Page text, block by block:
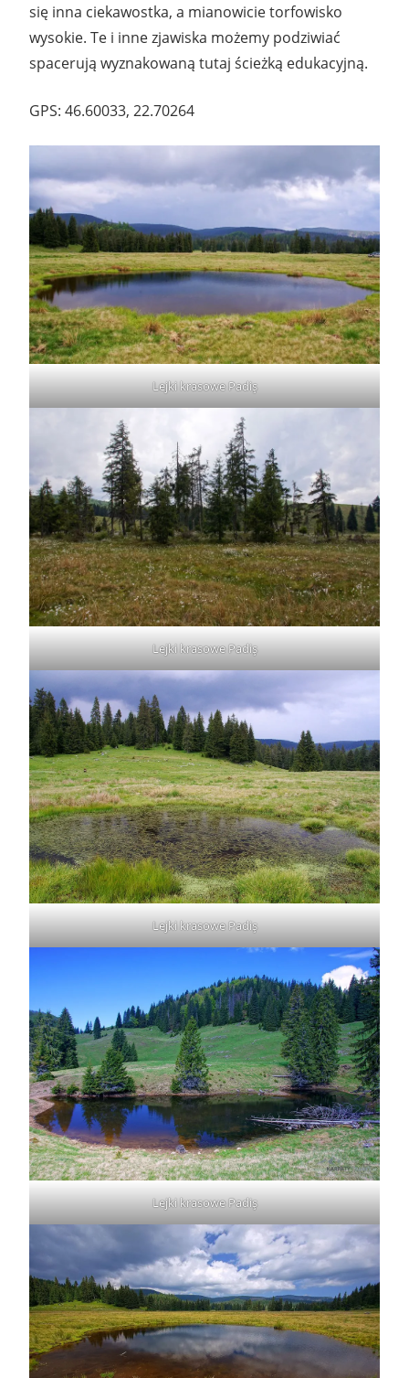
się inna ciekawostka, a mianowicie torfowisko
wysokie. Te i inne zjawiska możemy podziwiać
spacerują wyznakowaną tutaj ścieżką edukacyjną.
GPS: 46.60033, 22.70264
Lejki krasowe Padiş
Lejki krasowe Padiş
Lejki krasowe Padiş
Lejki krasowe Padiş